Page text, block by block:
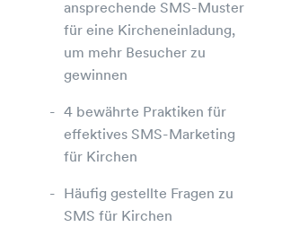
ansprechende SMS-Muster
für eine Kircheneinladung,
um mehr Besucher zu
gewinnen
4 bewährte Praktiken für
effektives SMS-Marketing
für Kirchen
Häufig gestellte Fragen zu
SMS für Kirchen